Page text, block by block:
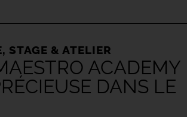
, STAGE & ATELIER
ACADEMY
DANS LE